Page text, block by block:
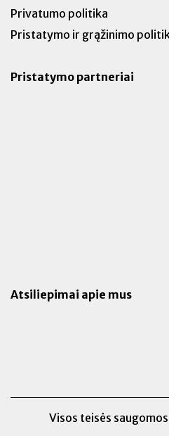
Privatumo politika
Pristatymo ir grąžinimo
Pristatymo partneriai
Atsiliepimai apie mus
Visos teisės